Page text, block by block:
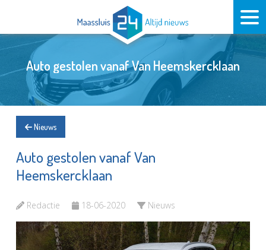
Auto gestolen vanaf Van Heemskercklaan
Nieuws
Auto gestolen vanaf Van
Heemskercklaan
Redactie 18-06-2020 Nieuws